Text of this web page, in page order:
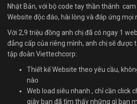
Nhật Bản, với bộ code tay thần thánh
Website độc đáo, hài lòng và đáp ứng mọi
Với 2,9 triệu đồng anh chị đã có ngay 1
đẳng cấp của riêng mình, anh chị sẽ được
tập đoàn Viettechcorp:
Thiết kế Website theo yêu cầu,
nào
Web load siêu nhanh , chỉ cần click
giây bạn đã tìm thấy những gì bạn